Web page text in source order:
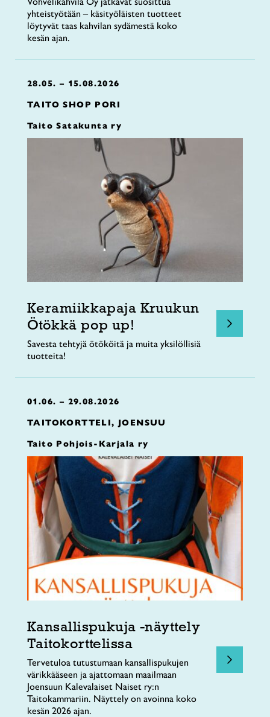
yhteistyötään – käsityöläisten tuotteet
löytyvät taas kahvilan sydämestä koko
kesän ajan.
28.05. – 15.08.2026
TAITO SHOP PORI
Taito Satakunta ry
Keramiikkapaja Kruukun
Ötökkä pop up!
Savesta tehtyjä ötököitä ja muita yksilöllisiä
tuotteita!
01.06. – 29.08.2026
TAITOKORTTELI, JOENSUU
Taito Pohjois-Karjala ry
Kansallispukuja -näyttely
Taitokorttelissa
Tervetuloa tutustumaan kansallispukujen
värikkääseen ja ajattomaan maailmaan
Joensuun Kalevalaiset Naiset ry:n
Taitokammariin. Näyttely on avoinna koko
kesän 2026 ajan.